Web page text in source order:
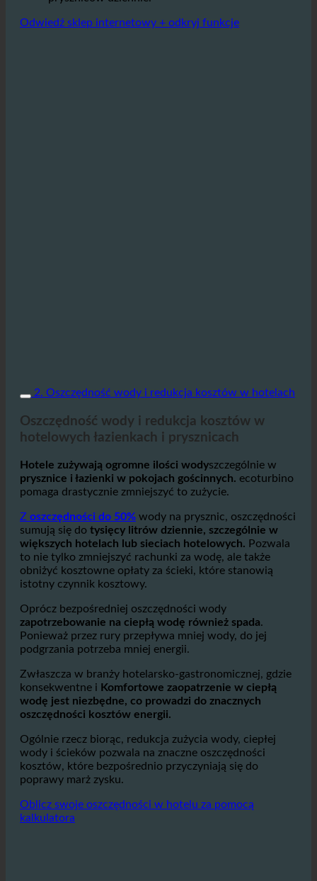
oszczędności, zwłaszcza w hotelach, które
oferują gościom setki, a nawet tysiące
2. Oszczędność wody i redukcja kosztów w hotelach
hotelowych łazienkach i prysznicach
Hotele zużywają ogromne ilości wodyszczególnie w
prysznice i łazienki w pokojach gościnnych.ecoturbino
pomaga drastycznie zmniejszyć to zużycie.
Z oszczędności do 50%wody na prysznic, oszczędności
sumują się dotysięcy litrów dziennie, szczególnie w
większych hotelach lub sieciach hotelowych.
Pozwala
to nie tylko zmniejszyć rachunki za wodę, ale także
obniżyć kosztowne opłaty za ścieki, które stanowią
istotny czynnik kosztowy.
Oprócz bezpośredniej oszczędności wody
zapotrzebowanie na ciepłą wodę również spada
Ponieważ przez rury przepływa mniej wody, do jej
podgrzania potrzeba mniej energii.
Zwłaszcza w branży hotelarsko-gastronomicznej, gdzie
konsekwentne i
Komfortowe zaopatrzenie w ciepłą
wodę jest niezbędne, co prowadzi do znacznych
oszczędności kosztów energii.
Ogólnie rzecz biorąc, redukcja zużycia wody, ciepłej
wody i ścieków pozwala na znaczne oszczędności
kosztów, które bezpośrednio przyczyniają się do
poprawy marż zysku.